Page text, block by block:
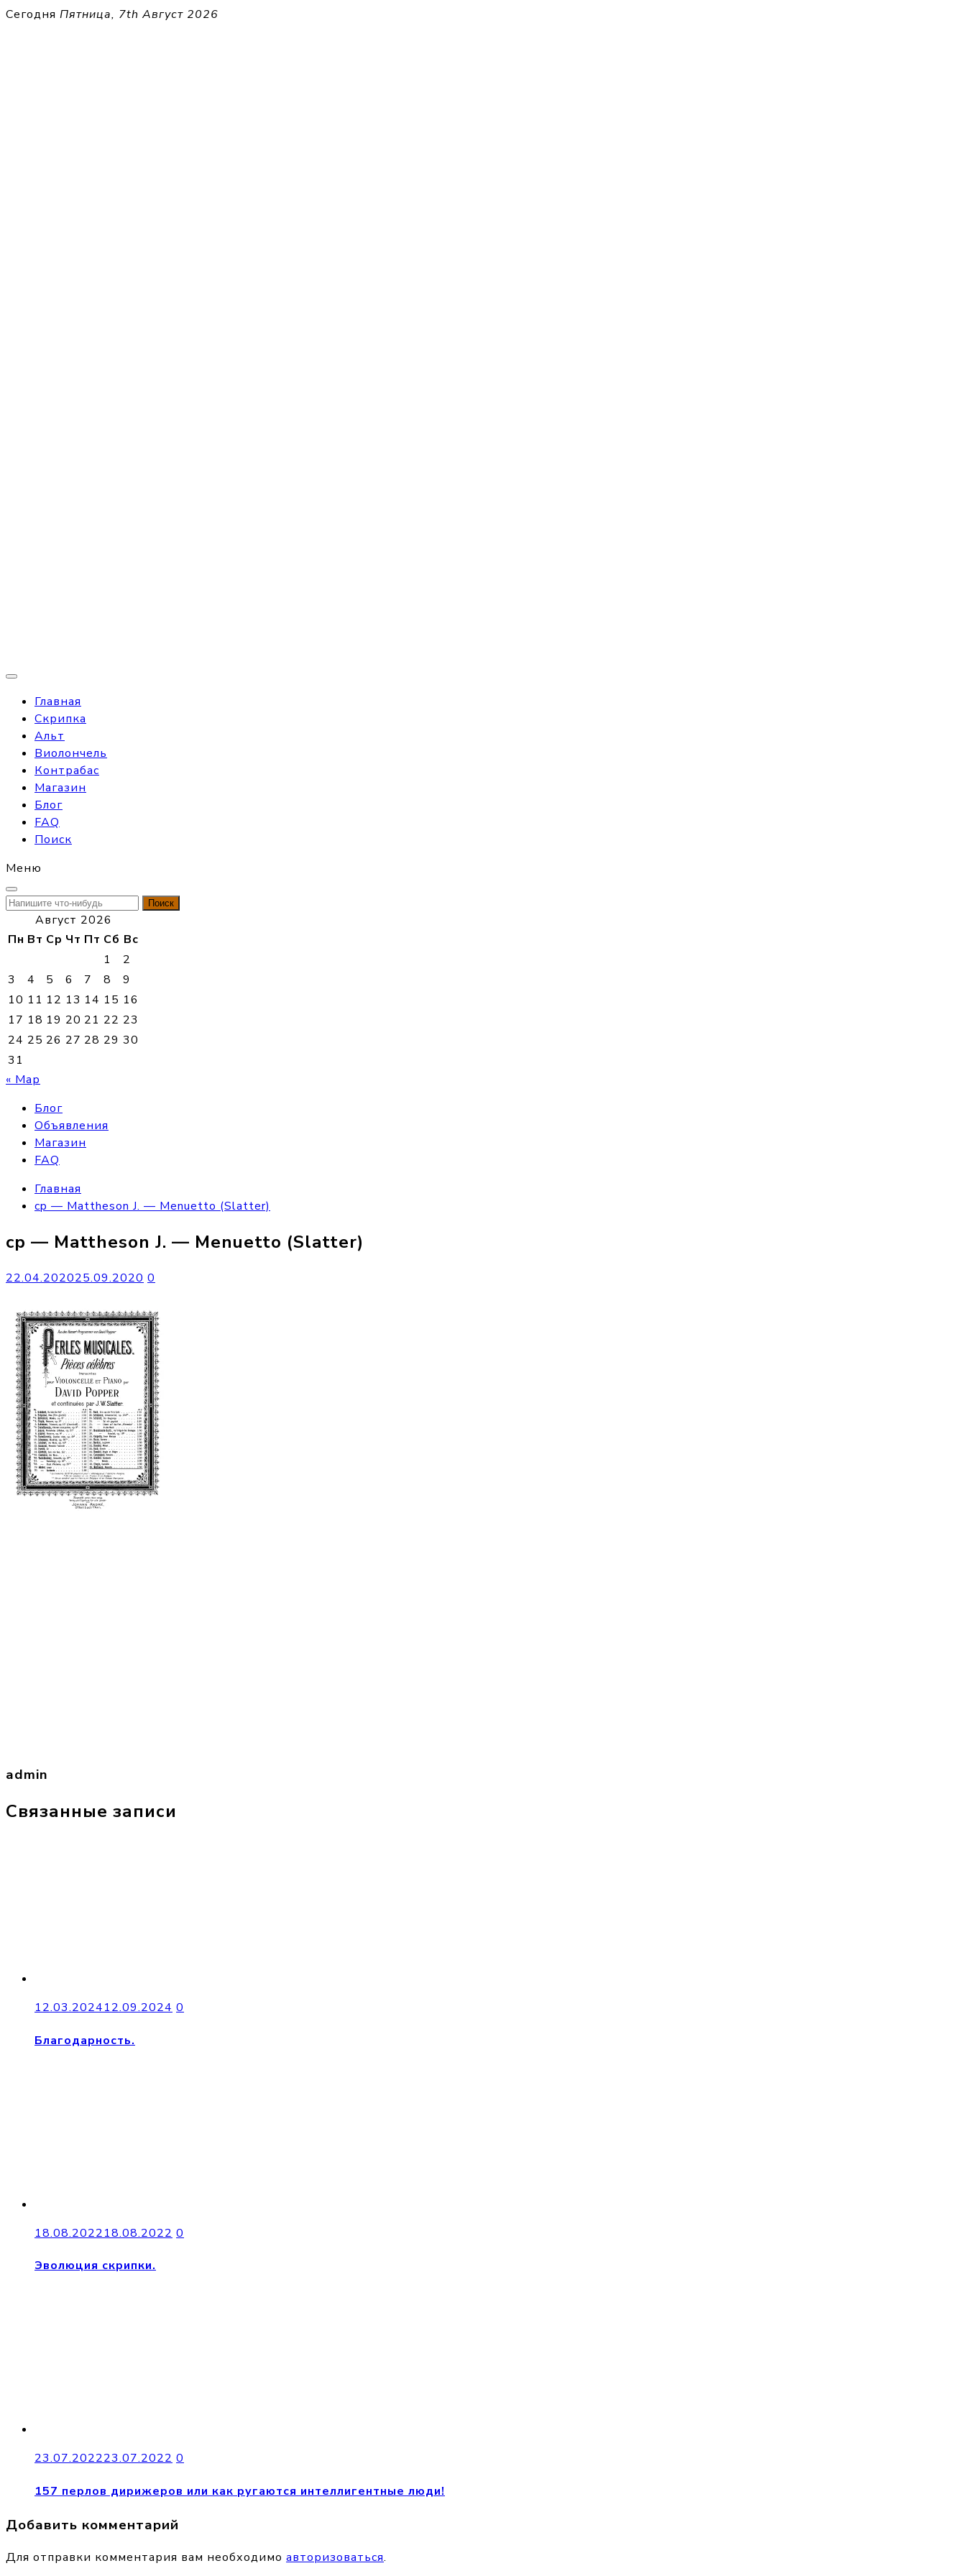
Перейти
Сегодня Пятница, 7th Август 2026
Главная
Скрипка
Альт
Виолончель
Контрабас
Магазин
Блог
FAQ
Поиск
Меню
Найти:
Август 2026
Пн Вт Ср Чт Пт Сб Вс
1
2
3
4 5 6 7 8
9
10 11 12 13 14 15 16
17 18 19 20 21 22 23
24 25 26 27 28 29 30
31
« Мар
Блог
Объявления
Магазин
FAQ
Главная
cp — Mattheson J. — Menuetto (Slatter)
cp — Mattheson J. — Menuetto (Slatter)
22.04.202025.09.2020 0
admin
Связанные записи
12.03.202412.09.2024 0
Благодарность.
18.08.202218.08.2022 0
Эволюция скрипки.
23.07.202223.07.2022 0
157 перлов дирижеров или как ругаются интеллигентные люди!
Добавить комментарий
Для отправки комментария вам необходимо авторизоваться.